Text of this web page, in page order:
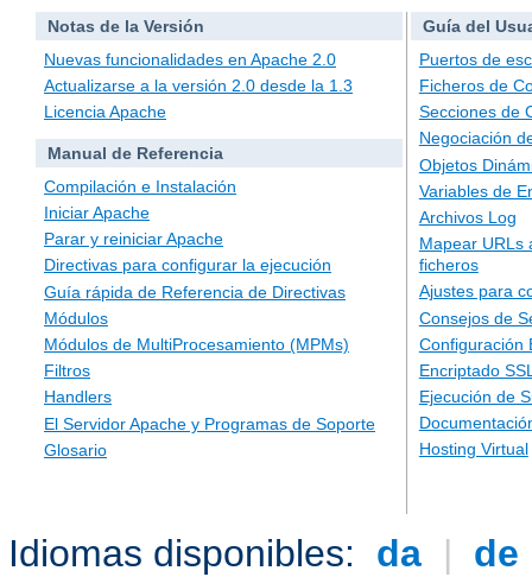
Notas de la Versión
Nuevas funcionalidades en Apache 2.0
Actualizarse a la versión 2.0 desde la 1.3
Licencia Apache
Manual de Referencia
Compilación e Instalación
Iniciar Apache
Parar y reiniciar Apache
Directivas para configurar la ejecución
Guía rápida de Referencia de Directivas
Módulos
Módulos de MultiProcesamiento (MPMs)
Filtros
Handlers
El Servidor Apache y Programas de Soporte
Glosario
Guía del
Puertos de
Ficheros de
Secciones de
Negociación
Objetos
Variables de
Archivos Log
Mapear URLs
ficheros
Ajustes para
Consejos de
Configuración
Encriptado
Ejecución de
Hosting Virtual
Idiomas disponibles: da | de